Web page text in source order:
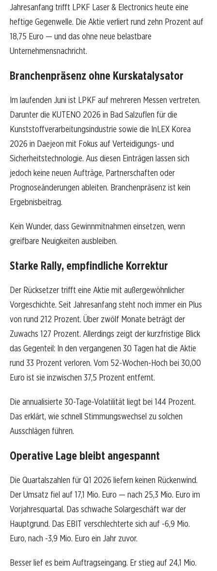
Jahresanfang trifft LPKF Laser & Electronics heute eine
heftige Gegenwelle. Die Aktie verliert rund zehn Prozent auf
18,75 Euro — und das ohne neue belastbare
Unternehmensnachricht.
Branchenpräsenz ohne Kurskatalysator
Im laufenden Juni ist LPKF auf mehreren Messen vertreten.
Darunter die KUTENO 2026 in Bad Salzuflen für die
Kunststoffverarbeitungsindustrie sowie die InLEX Korea
2026 in Daejeon mit Fokus auf Verteidigungs- und
Sicherheitstechnologie. Aus diesen Einträgen lassen sich
jedoch keine neuen Aufträge, Partnerschaften oder
Prognoseänderungen ableiten. Branchenpräsenz ist kein
Ergebnisbeitrag.
Kein Wunder, dass Gewinnmitnahmen einsetzen, wenn
greifbare Neuigkeiten ausbleiben.
Starke Rally, empfindliche Korrektur
Der Rücksetzer trifft eine Aktie mit außergewöhnlicher
Vorgeschichte. Seit Jahresanfang steht noch immer ein Plus
von rund 212 Prozent. Über zwölf Monate beträgt der
Zuwachs 127 Prozent. Allerdings zeigt der kurzfristige Blick
das Gegenteil: In den vergangenen 30 Tagen hat die Aktie
rund 33 Prozent verloren. Vom 52-Wochen-Hoch bei 30,00
Euro ist sie inzwischen 37,5 Prozent entfernt.
Die annualisierte 30-Tage-Volatilität liegt bei 144 Prozent.
Das erklärt, wie schnell Stimmungswechsel zu solchen
Ausschlägen führen.
Operative Lage bleibt angespannt
Die Quartalszahlen für Q1 2026 liefern keinen Rückenwind.
Der Umsatz fiel auf 17,1 Mio. Euro — nach 25,3 Mio. Euro im
Vorjahresquartal. Das schwache Solargeschäft war der
Hauptgrund. Das EBIT verschlechterte sich auf -6,9 Mio.
Euro, nach -3,9 Mio. Euro ein Jahr zuvor.
Besser lief es beim Auftragseingang. Er stieg auf 24,1 Mio.